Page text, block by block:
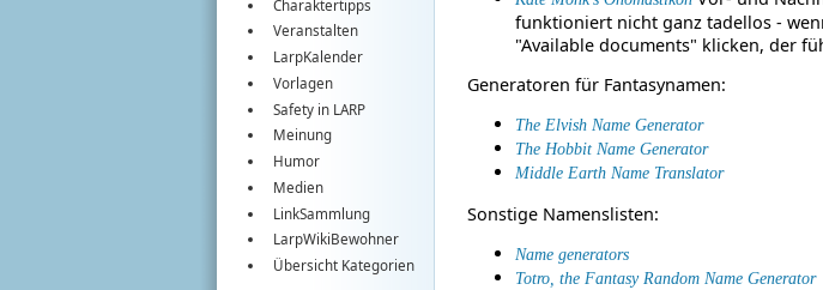
Charaktertipps
Veranstalten
LarpKalender
Vorlagen
Safety in LARP
Meinung
Humor
Medien
LinkSammlung
LarpWikiBewohner
Übersicht Kategorien
funktioniert nicht ganz tadellos -
"Available documents" klicken, der
Generatoren für Fantasynamen:
The Elvish Name Generator
The Hobbit Name Generator
Middle Earth Name Translator
Sonstige Namenslisten:
Name generators
Totro, the Fantasy Random Name Generator